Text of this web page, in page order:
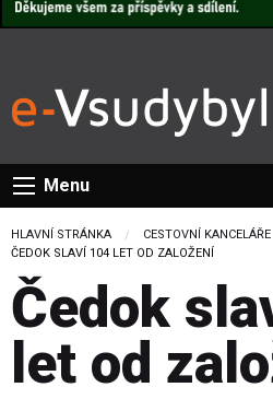
Menu
HLAVNÍ STRÁNKA
CESTOVNÍ KANCELÁŘE
CURRENT:
ČEDOK SLAVÍ 104 LET OD ZALOŽENÍ
Čedok
let od